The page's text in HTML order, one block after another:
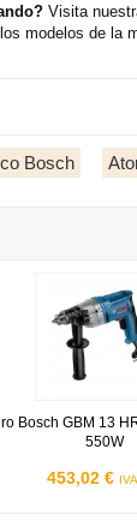
Visita
modelos de la
Bosch
Bosch GBM 13
550W
453,02 €
Bosch GBM 13